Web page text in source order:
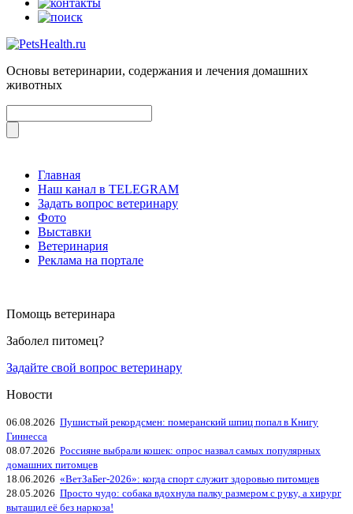
Основы ветеринарии, содержания и лечения домашних
животных
Главная
Наш канал в TELEGRAM
Задать вопрос ветеринару
Фото
Выставки
Ветеринария
Реклама на портале
Помощь ветеринара
Заболел питомец?
Задайте свой вопрос ветеринару
Новости
06.08.2026 Пушистый рекордсмен: померанский шпиц попал в Книгу
Гиннесса
08.07.2026 Россияне выбрали кошек: опрос назвал самых популярных
домашних питомцев
18.06.2026 «ВетЗаБег‑2026»: когда спорт служит здоровью питомцев
28.05.2026 Просто чудо: собака вдохнула палку размером с руку, а хирург
вытащил её без наркоза!